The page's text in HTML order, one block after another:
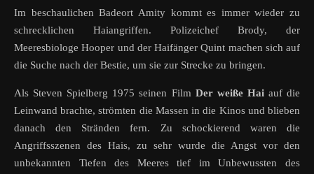
Im beschaulichen Badeort Amity kommt es immer wieder zu
schrecklichen Haiangriffen. Polizeichef Brody, der
Meeresbiologe Hooper und der Haifänger Quint machen sich auf
die Suche nach der Bestie, um sie zur Strecke zu bringen.
Als Steven Spielberg 1975 seinen Film Der weiße Haiauf die
Leinwand brachte, strömten die Massen in die Kinos und blieben
danach den Stränden fern. Zu schockierend waren die
Angriffsszenen des Hais, zu sehr wurde die Angst vor den
unbekannten Tiefen des Meeres tief im Unbewussten des